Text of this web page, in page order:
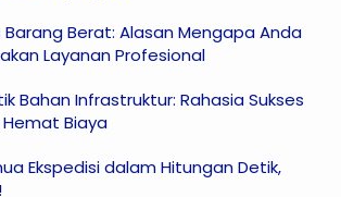
Berat: Alasan Mengapa Anda
Layanan Profesional
Bahan Infrastruktur: Rahasia Sukses
Biaya
Ekspedisi dalam Hitungan Detik,